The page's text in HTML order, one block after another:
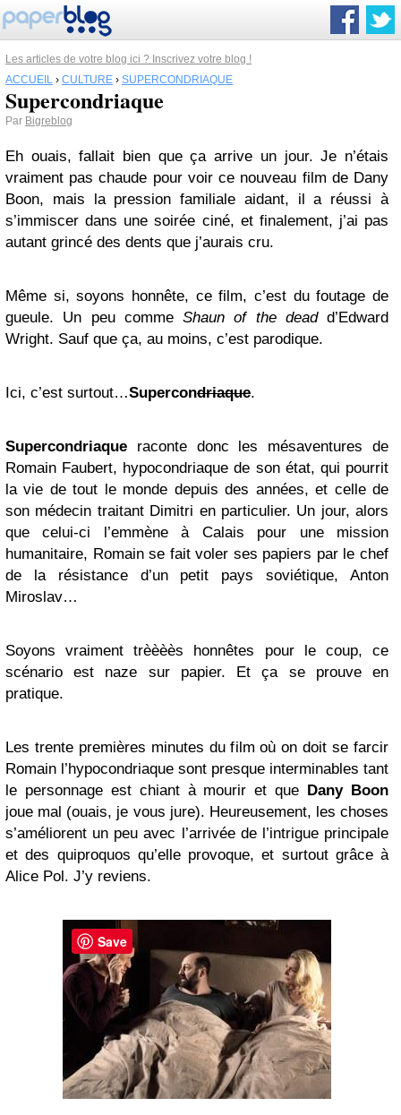
Les articles de votre blog ici ? Inscrivez votre blog !
ACCUEIL › CULTURE › SUPERCONDRIAQUE
Supercondriaque
Par Bigreblog
Eh ouais, fallait bien que ça arrive un jour. Je n’étais
vraiment pas chaude pour voir ce nouveau film de Dany
Boon, mais la pression familiale aidant, il a réussi à
s’immiscer dans une soirée ciné, et finalement, j’ai pas
autant grincé des dents que j’aurais cru.
Même si, soyons honnête, ce film, c’est du foutage de
gueule. Un peu comme Shaun of the deadd’Edward
Wright. Sauf que ça, au moins, c’est parodique.
Ici, c’est surtout…Supercondriaque.
Supercondriaque raconte donc les mésaventures de
Romain Faubert, hypocondriaque de son état, qui pourrit
la vie de tout le monde depuis des années, et celle de
son médecin traitant Dimitri en particulier. Un jour, alors
que celui-ci l’emmène à Calais pour une mission
humanitaire, Romain se fait voler ses papiers par le chef
de la résistance d’un petit pays soviétique, Anton
Miroslav…
Soyons vraiment trèèèès honnêtes pour le coup, ce
scénario est naze sur papier. Et ça se prouve en
pratique.
Les trente premières minutes du film où on doit se farcir
Romain l’hypocondriaque sont presque interminables tant
le personnage est chiant à mourir et que Dany Boon
joue mal (ouais, je vous jure). Heureusement, les choses
s’améliorent un peu avec l’arrivée de l’intrigue principale
et des quiproquos qu’elle provoque, et surtout grâce à
Alice Pol. J’y reviens.
Save